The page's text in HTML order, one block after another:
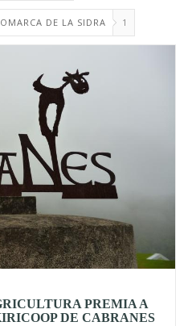
DE LA SIDRA 1
PREMIA A
DE CABRANES